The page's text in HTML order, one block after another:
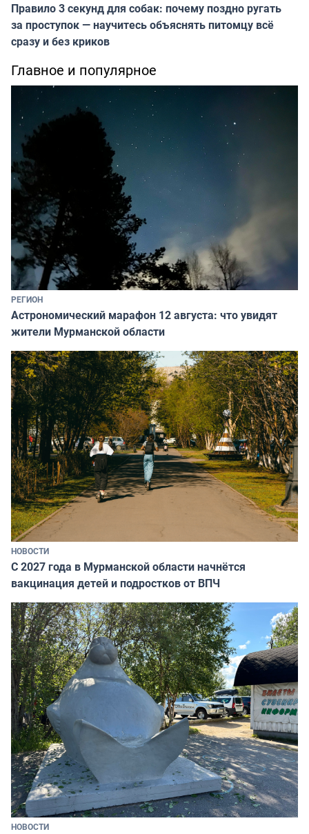
Правило 3 секунд для собак: почему поздно ругать
за проступок — научитесь объяснять питомцу всё
сразу и без криков
Главное и популярное
РЕГИОН
Астрономический марафон 12 августа: что увидят
жители Мурманской области
НОВОСТИ
С 2027 года в Мурманской области начнётся
вакцинация детей и подростков от ВПЧ
НОВОСТИ